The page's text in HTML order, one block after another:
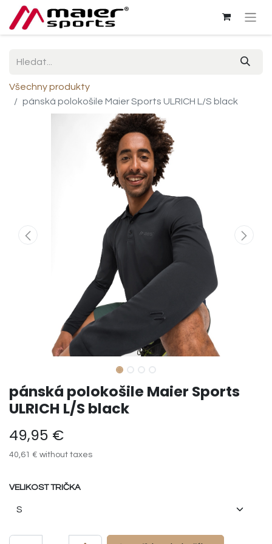
Všechny produkty
pánská polokošile Maier Sports ULRICH L/S black
pánská polokošile Maier Sports
ULRICH L/S black
49,95 €
40,61 € without taxes
VELIKOST TRIČKA